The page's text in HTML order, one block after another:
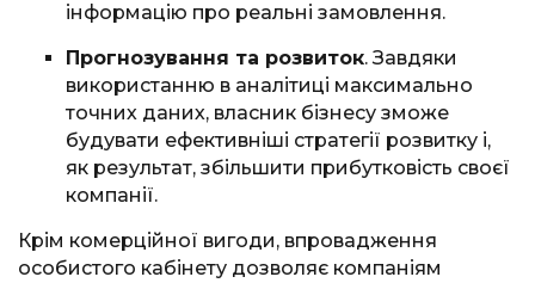
інформацію про реальні замовлення.
Прогнозування та розвиток. Завдяки
використанню в аналітиці максимально
точних даних, власник бізнесу зможе
будувати ефективніші стратегії розвитку і,
як результат, збільшити прибутковість своєї
компанії.
Крім комерційної вигоди, впровадження
особистого кабінету дозволяє компаніям